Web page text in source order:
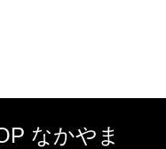
なかやま